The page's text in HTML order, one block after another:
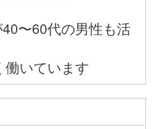
〜60代の男性も活
働いています